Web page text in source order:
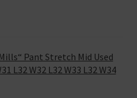
Pant Stretch Mid Used
L32 W32 L32 W33 L32 W34